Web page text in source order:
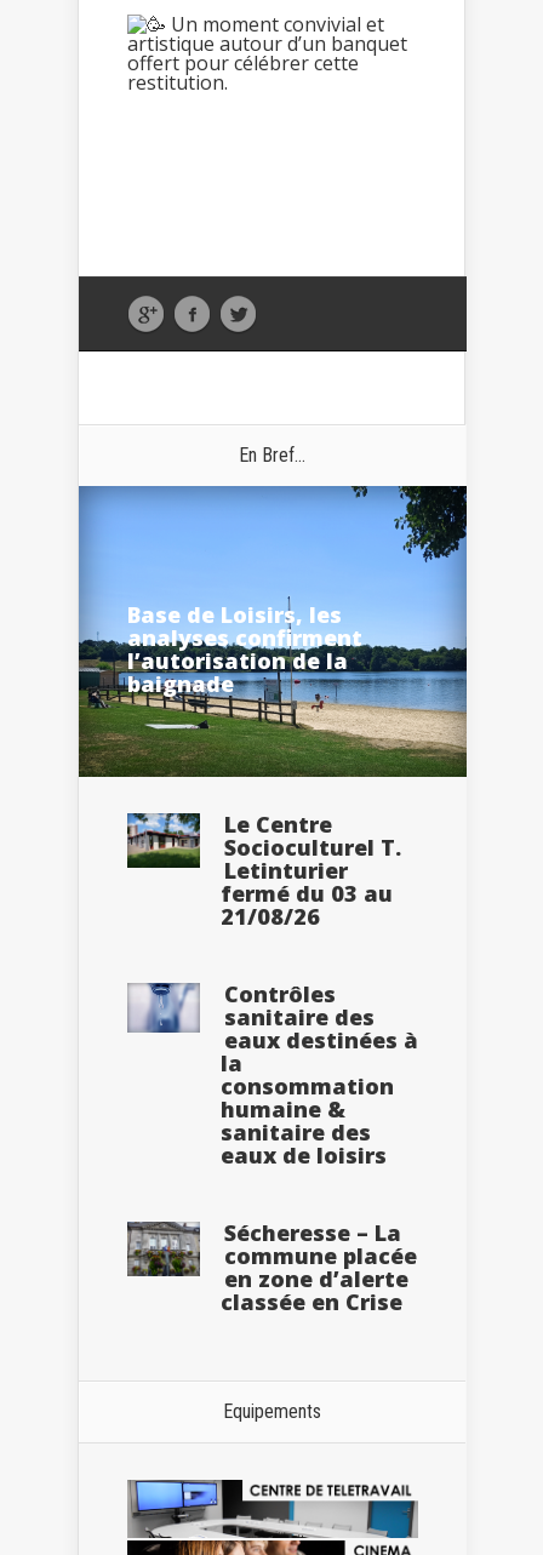
Un moment convivial et
artistique autour d’un banquet
offert pour célébrer cette
restitution.
En Bref...
Base de Loisirs, les
analyses confirment
l’autorisation de la
baignade
Le Centre
Socioculturel T.
Letinturier
fermé du 03 au
21/08/26
Contrôles
sanitaire des
eaux destinées à
la
consommation
humaine &
sanitaire des
eaux de loisirs
Sécheresse – La
commune placée
en zone d’alerte
classée en Crise
Equipements